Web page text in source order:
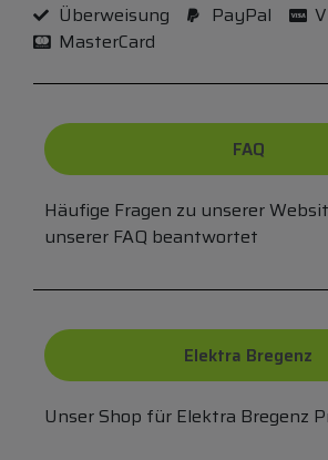
Überweisung
PayPal
MasterCard
FAQ
Häufige Fragen zu unserer
unserer FAQ beantwortet
Elektra Bregenz
Unser Shop für Elektra Bregenz